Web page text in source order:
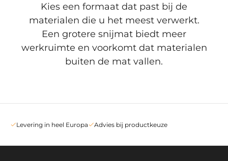
Kies een formaat dat past bij de
materialen die u het meest verwerkt.
Een grotere snijmat biedt meer
werkruimte en voorkomt dat materialen
buiten de mat vallen.
Levering in heel Europa Advies bij productkeuze